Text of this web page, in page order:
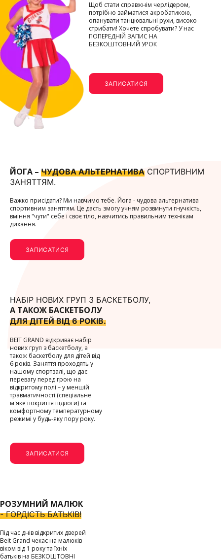
Щоб стати справжнім черлідером,
потрібно займатися акробатикою,
опанувати танцювальні рухи, високо
стрибати! Хочете спробувати? У нас
ПОПЕРЕДНІЙ ЗАПИС НА
БЕЗКОШТОВНИЙ УРОК
ЗАПИСАТИСЯ
ЙОГА – ЧУДОВА АЛЬТЕРНАТИВА СПОРТИВНИМ
ЗАНЯТТЯМ.
Важко присідати? Ми навчимо тебе. Йога - чудова альтернатива
спортивним заняттям. Це дасть змогу учням розвинути гнучкість,
вміння "чути" себе і своє тіло, навчитись правильним технікам
дихання.
ЗАПИСАТИСЯ
НАБІР НОВИХ ГРУП З БАСКЕТБОЛУ,
А ТАКОЖ БАСКЕТБОЛУ
ДЛЯ ДІТЕЙ ВІД 6 РОКІВ.
BEIT GRAND відкриває набір
нових груп з баскетболу, а
також баскетболу для дітей від
6 років. Заняття проходять у
нашому спортзалі, що дає
перевагу перед грою на
відкритому полі – у меншій
травматичності (спеціальне
м'яке покриття підлоги) та
комфортному температурному
режимі у будь-яку пору року.
ЗАПИСАТИСЯ
РОЗУМНИЙ МАЛЮК
- ГОРДІСТЬ БАТЬКІВ!
Під час днів відкритих дверей
Beit Grand чекає на малюків
віком від 1 року та їхніх
батьків на БЕЗКОШТОВНІ